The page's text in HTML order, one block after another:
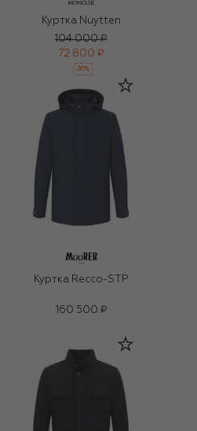
Куртка Nuytten
104 000 ₽
72 800 ₽
-30%
Куртка Recco-STP
160 500 ₽